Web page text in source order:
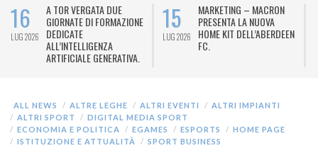
16
LUG 2026
A TOR VERGATA DUE
GIORNATE DI FORMAZIONE
DEDICATE
ALL’INTELLIGENZA
ARTIFICIALE GENERATIVA.
15
LUG 2026
MARKETING – MACRON
PRESENTA LA NUOVA
HOME KIT DELL’ABERDEEN
FC.
ALL NEWS ALTRE LEGHE ALTRI EVENTI
ALTRI IMPIANTI
ALTRI SPORT
DIGITAL MEDIA SPORT
ECONOMIA E POLITICA
EGAMES ESPORTS
HOME PAGE
ISTITUZIONE E ATTUALITÀ
SPORT BUSINESS